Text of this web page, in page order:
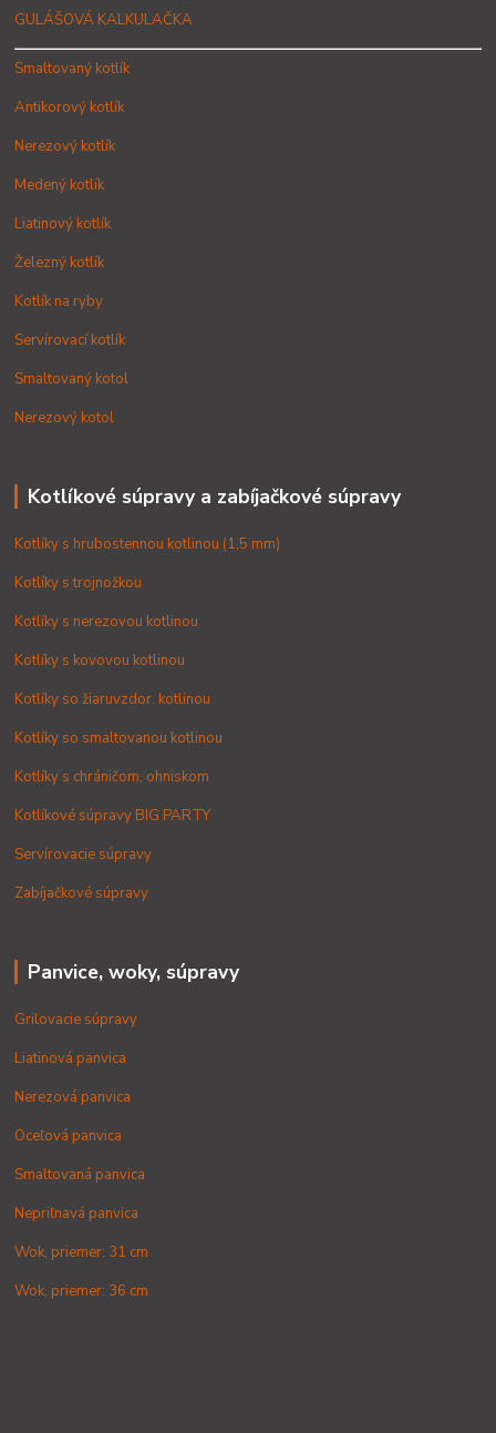
GULÁŠOVÁ KALKULAČKA
Smaltovaný kotlík
Antikorový kotlík
Nerezový kotlík
Medený kotlík
Liatinový kotlík
Železný kotlík
Kotlík na ryby
Servírovací kotlík
Smaltovaný kotol
Nerezový kotol
Kotlíkové súpravy a zabíjačkové súpravy
Kotlíky s hrubostennou kotlinou (1,5 mm)
Kotlíky s trojnožkou
Kotlíky s nerezovou kotlinou
Kotlíky s kovovou kotlinou
Kotlíky so žiaruvzdor. kotlinou
Kotlíky so smaltovanou kotlinou
Kotlíky s chráničom, ohniskom
Kotlíkové súpravy BIG PARTY
Servírovacie súpravy
Zabíjačkové súpravy
Panvice, woky, súpravy
Grilovacie súpravy
Liatinová panvica
Nerezová panvica
Oceľová panvica
Smaltovaná panvica
Nepriľnavá panvica
Wok, priemer: 31 cm
Wok, priemer: 36 cm